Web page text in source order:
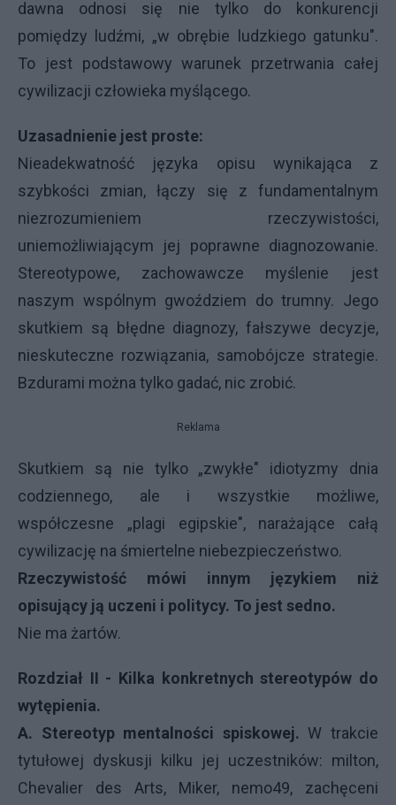
dawna odnosi się nie tylko do konkurencji
pomiędzy ludźmi, „w obrębie ludzkiego gatunku".
To jest podstawowy warunek przetrwania całej
cywilizacji człowieka myślącego.
Uzasadnienie jest proste:
Nieadekwatność języka opisu wynikająca z
szybkości zmian, łączy się z fundamentalnym
niezrozumieniem rzeczywistości,
uniemożliwiającym jej poprawne diagnozowanie.
Stereotypowe, zachowawcze myślenie jest
naszym wspólnym gwoździem do trumny. Jego
skutkiem są błędne diagnozy, fałszywe decyzje,
nieskuteczne rozwiązania, samobójcze strategie.
Bzdurami można tylko gadać, nic zrobić.
Reklama
Skutkiem są nie tylko „zwykłe" idiotyzmy dnia
codziennego, ale i wszystkie możliwe,
współczesne „plagi egipskie", narażające całą
cywilizację na śmiertelne niebezpieczeństwo.
Rzeczywistość mówi innym językiem niż
opisujący ją uczeni i politycy. To jest sedno.
Nie ma żartów.
Rozdział II - Kilka konkretnych stereotypów do
wytępienia.
A. Stereotyp mentalności spiskowej. W trakcie
tytułowej dyskusji kilku jej uczestników: milton,
Chevalier des Arts, Miker, nemo49, zachęceni